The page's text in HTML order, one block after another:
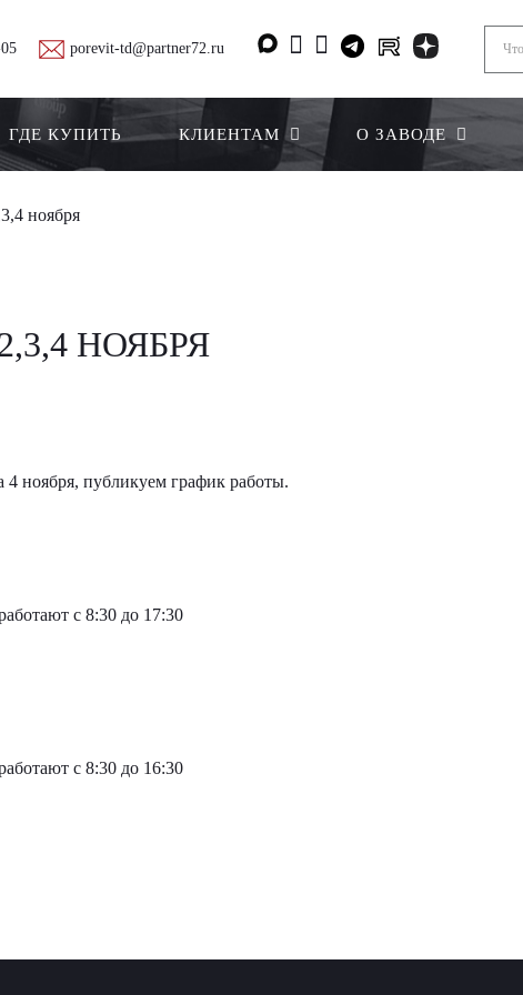
porevit-td@partner72.ru
ГДЕ КУПИТЬ КЛИЕНТАМ О ЗАВОДЕ
ноября
НОЯБРЯ
4 ноября, публикуем график работы.
с 8:30 до 17:30
с 8:30 до 16:30